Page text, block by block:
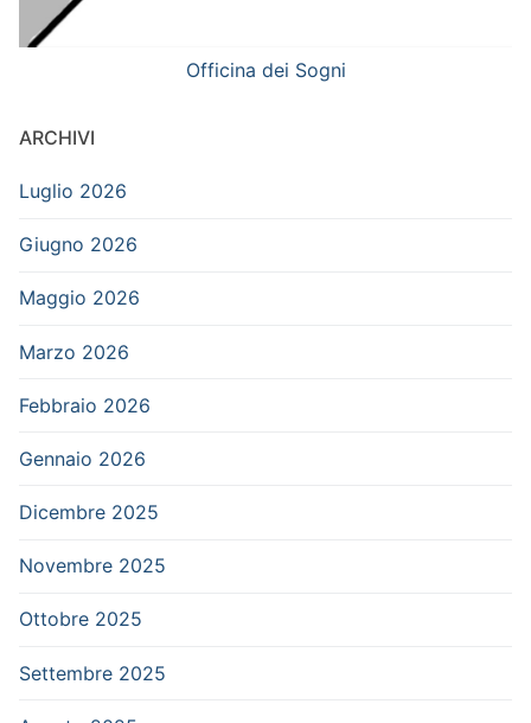
Officina dei Sogni
ARCHIVI
Luglio 2026
Giugno 2026
Maggio 2026
Marzo 2026
Febbraio 2026
Gennaio 2026
Dicembre 2025
Novembre 2025
Ottobre 2025
Settembre 2025